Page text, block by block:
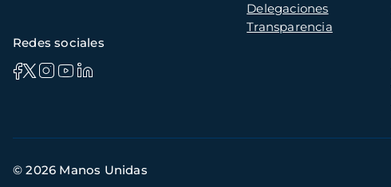
Delegaciones
Transparencia
Redes sociales
de
© 2026 Manos Unidas